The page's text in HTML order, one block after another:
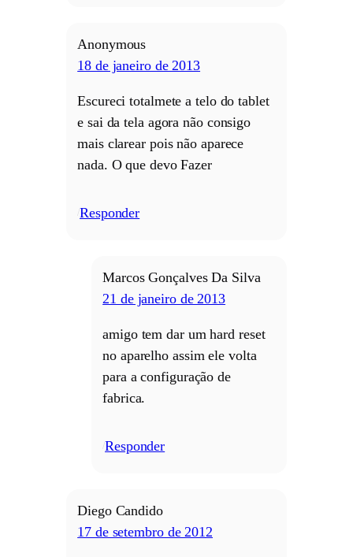
Anonymous
18 de janeiro de 2013
Escureci totalmete a telo do tablet
e sai da tela agora não consigo
mais clarear pois não aparece
nada. O que devo Fazer
Responder
Marcos Gonçalves Da Silva
21 de janeiro de 2013
amigo tem dar um hard reset
no aparelho assim ele volta
para a configuração de
fabrica.
Responder
Diego Candido
17 de setembro de 2012